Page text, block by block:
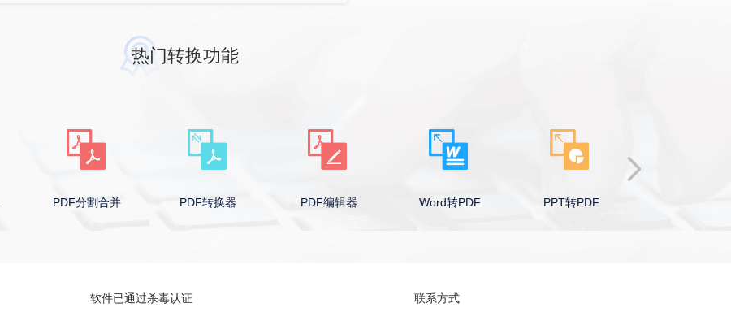
热门转换功能
PDF分割合并 PDF转换器 PDF编辑器 Word转PDF PPT转PDF
软件已通过杀毒认证 联系方式